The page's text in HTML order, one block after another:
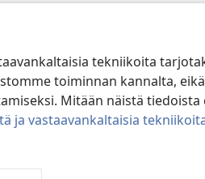
tekniikoita
toiminnan kannalta,
Mitään näistä
ja vastaavankaltaisia
painaa sitä raskaasti,
eikä enää nouse.
Jehova kääntää
olevaan
oleviin maan
yhteen